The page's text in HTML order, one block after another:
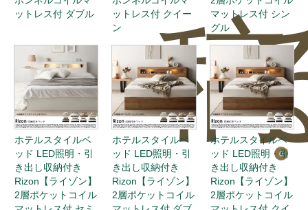
稿
0
ットレス付 ダブル
ットレス付 クイー
ン
マットレス付 シン
グル
ホテルスタイルベ
ッド LED照明・引
き出し収納付き
Rizon【ライゾン】
2層ポケットコイル
ホテルスタイルベ
ッド LED照明・引
き出し収納付き
Rizon【ライゾン】
2層ポケットコイル
ホテルスタイルベ
ッド LED照明・引
き出し収納付き
Rizon【ライゾン】
2層ポケットコイル